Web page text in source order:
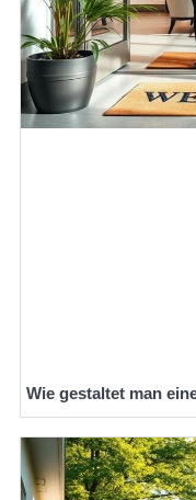
Wie gestaltet man